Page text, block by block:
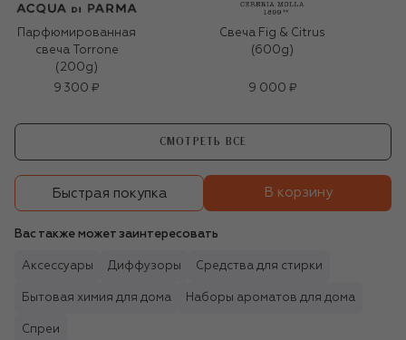
Парфюмированная
свеча Torrone
(200g)
9 300 ₽
Свеча Fig & Citrus
(600g)
9 000 ₽
СМОТРЕТЬ ВСЕ
Быстрая покупка В корзину
Вас также может заинтересовать
Аксессуары Диффузоры Средства для стирки
Бытовая химия для дома Наборы ароматов для дома
Спреи